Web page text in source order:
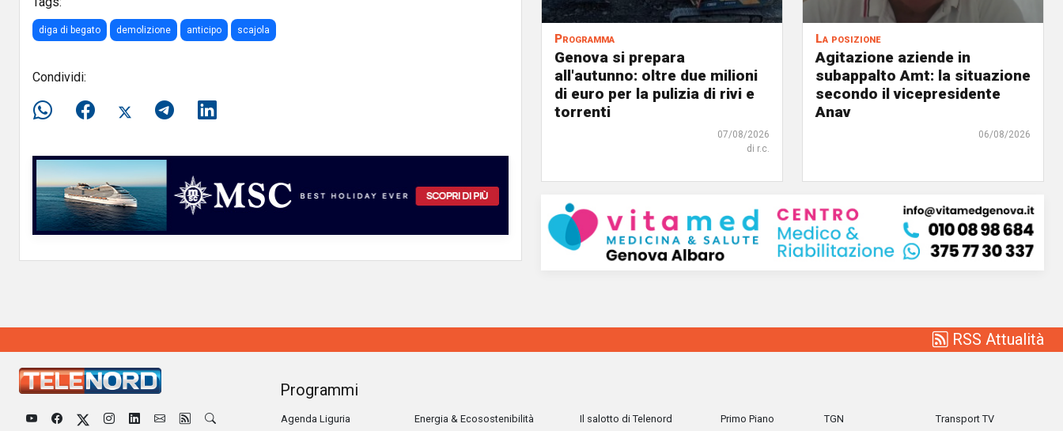
diga di begato demolizione anticipo scajola
Condividi:
Programma
Genova si prepara
all'autunno: oltre due milioni
di euro per la pulizia di rivi e
torrenti
07/08/2026
di r.c.
La posizione
Agitazione aziende in
subappalto Amt: la situazione
secondo il vicepresidente
Anav
06/08/2026
RSS Attualità
Programmi
Agenda Liguria
Energia & Ecosostenibilità
Il salotto di Telenord
Primo Piano
TGN
Transport TV